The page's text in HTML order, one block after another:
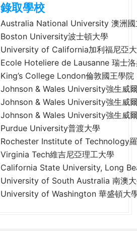
錄取學校
Australia National University 澳洲國
Boston University波士頓大學
University of California加利福尼亞
Ecole Hoteliere de Lausanne 瑞士
King’s College London倫敦國王學院
Johnson & Wales University強生威
Johnson & Wales University強生威
Johnson & Wales University強生威
Purdue University普渡大學
Rochester Institute of Technology
Virginia Tech維吉尼亞理工大學
California State University, Long
University of South Australia 南澳
University of Washington 華盛頓大